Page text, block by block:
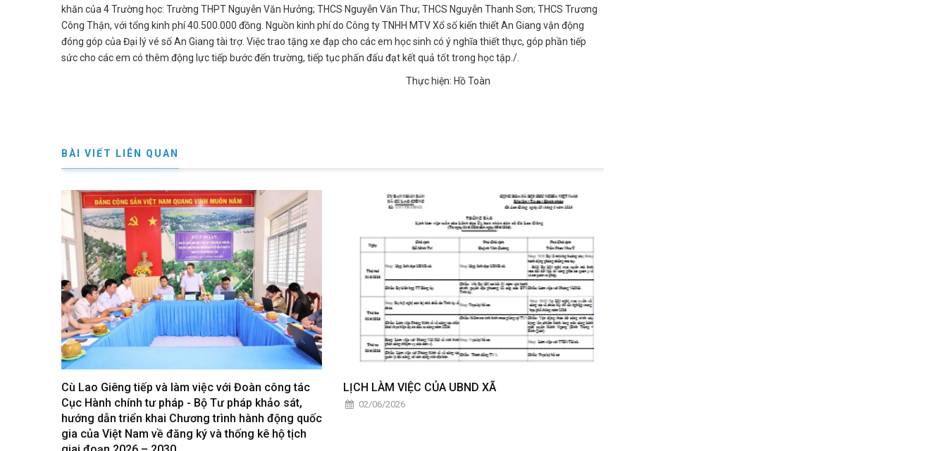
khăn của 4 Trường học: Trường THPT Nguyễn Văn Hưởng; THCS Nguyễn Văn Thư; THCS Nguyễn Thanh Sơn; THCS Trương
Công Thận, với tổng kinh phí 40.500.000 đồng. Nguồn kinh phí do Công ty TNHH MTV Xổ số kiến thiết An Giang vận động
đóng góp của Đại lý vé số An Giang tài trợ. Việc trao tặng xe đạp cho các em học sinh có ý nghĩa thiết thực, góp phần tiếp
sức cho các em có thêm động lực tiếp bước đến trường, tiếp tục phấn đấu đạt kết quả tốt trong học tập./.
Thực hiện: Hồ Toàn
BÀI VIẾT LIÊN QUAN
Cù Lao Giêng tiếp và làm việc với Đoàn công tác
Cục Hành chính tư pháp - Bộ Tư pháp khảo sát,
hướng dẫn triển khai Chương trình hành động quốc
gia của Việt Nam về đăng ký và thống kê hộ tịch
LỊCH LÀM VIỆC CỦA UBND XÃ
02/06/2026